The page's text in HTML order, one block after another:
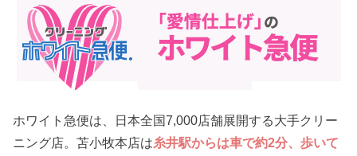
ホワイト急便は、日本全国7,000店舗展開する大手クリー
ニング店。苫小牧本店は糸井駅からは車で約2分、歩いて